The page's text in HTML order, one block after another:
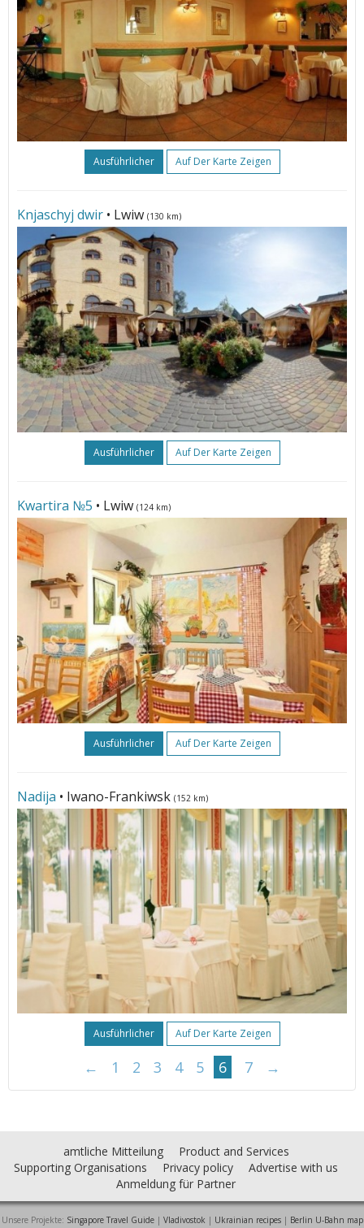
Ausführlicher Auf Der Karte Zeigen
Knjaschyj dwir • Lwiw (130 km)
Ausführlicher Auf Der Karte Zeigen
Kwartira №5 • Lwiw (124 km)
Ausführlicher Auf Der Karte Zeigen
Nadija • Iwano-Frankiwsk (152 km)
Ausführlicher Auf Der Karte Zeigen
← 1 2 3 4 5 6 7 →
amtliche Mitteilung
Product and Services
Supporting Organisations
Privacy policy
Advertise with us
Anmeldung für Partner
Unsere Projekte: Singapore Travel Guide| Vladivostok | Ukrainian recipes| Berlin U-Bahn map